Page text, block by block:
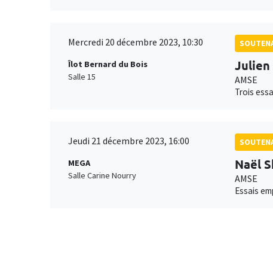
Mercredi 20 décembre 2023, 10:30
Îlot Bernard du Bois
Salle 15
Julien
AMSE
Trois
Jeudi 21 décembre 2023, 16:00
MEGA
Salle Carine Nourry
Naël
AMSE
Essais